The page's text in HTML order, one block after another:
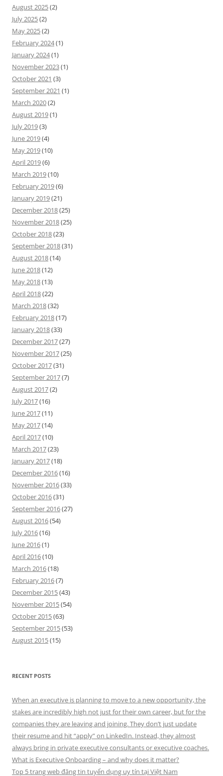
August 2025(2)
July 2025(2)
May 2025(2)
February 2024(1)
January 2024(1)
November 2023(1)
October 2021 (3)
September 2021 (1)
March 2020(2)
August 2019(1)
July 2019(3)
June 2019(4)
May 2019(10)
April 2019(6)
March 2019(10)
February 2019(6)
January 2019(21)
December 2018(25)
November 2018(25)
October 2018(23)
September 2018(31)
August 2018(14)
June 2018(12)
May 2018(13)
April 2018(22)
March 2018(32)
February 2018(17)
January 2018(33)
December 2017(27)
November 2017(25)
October 2017(31)
September 2017(7)
August 2017(2)
July 2017(16)
June 2017(11)
May 2017(14)
April 2017(10)
March 2017(23)
January 2017(18)
December 2016(16)
November 2016(33)
October 2016(31)
September 2016(27)
August 2016(54)
July 2016(16)
June 2016(1)
April 2016(10)
March 2016(18)
February 2016(7)
December 2015(43)
November 2015(54)
October 2015(63)
September 2015(53)
August 2015(15)
RECENT POSTS
When an executive is planning to move to a new opportunity, the
stakes are incredibly high not just for their own career, but for the
companies they are leaving and joining. They don’t just update
their resume and hit “apply” on LinkedIn. Instead, they almost
always bring in private executive consultants or executive coaches.
What is Executive Onboarding – and why does it matter?
Top 5 trang web đăng tin tuyển dụng uy tín tại Việt Nam